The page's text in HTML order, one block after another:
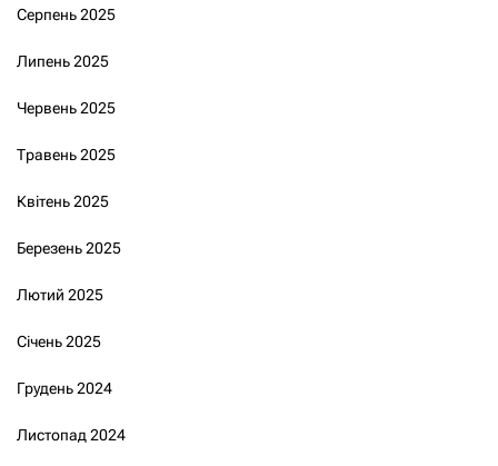
Серпень 2025
Липень 2025
Червень 2025
Травень 2025
Квітень 2025
Березень 2025
Лютий 2025
Січень 2025
Грудень 2024
Листопад 2024